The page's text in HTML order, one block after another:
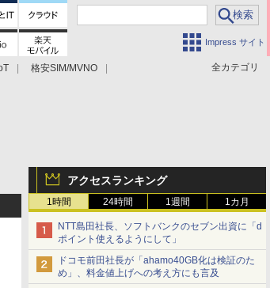
Impress サイト
全カテゴリ
格安SIM/MVNO
アクセスランキング
1時間 24時間 1週間 1カ月
NTT島田社長、ソフトバンクのセブン出資に「d
ポイント使えるようにして」
ドコモ前田社長が「ahamo40GB化は検証のた
め」、料金値上げへの考え方にも言及